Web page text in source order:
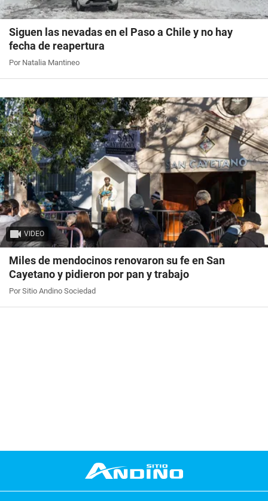
Siguen las nevadas en el Paso a Chile y no hay
fecha de reapertura
Por Natalia Mantineo
VIDEO
Miles de mendocinos renovaron su fe en San
Cayetano y pidieron por pan y trabajo
Por Sitio Andino Sociedad